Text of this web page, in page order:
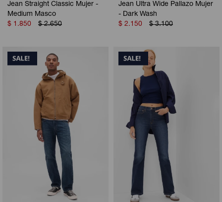
Jean Straight Classic Mujer -
Medium Masco
$ 1.850 $ 2.650
Jean Ultra Wide Pallazo Mujer
- Dark Wash
$ 2.150 $ 3.100